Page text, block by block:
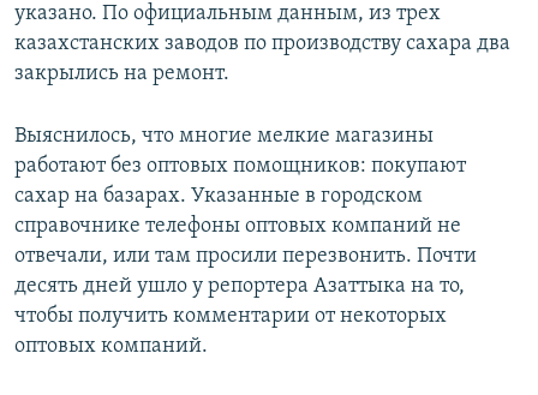
указано. По официальным данным, из трех
казахстанских заводов по производству сахара два
закрылись на ремонт.
Выяснилось, что многие мелкие магазины
работают без оптовых помощников: покупают
сахар на базарах. Указанные в городском
справочнике телефоны оптовых компаний не
отвечали, или там просили перезвонить. Почти
десять дней ушло у репортера Азаттыка на то,
чтобы получить комментарии от некоторых
оптовых компаний.